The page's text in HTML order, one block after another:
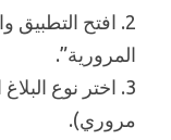
2. افتح
المرورية”.
3. اختر نوع
مروري).